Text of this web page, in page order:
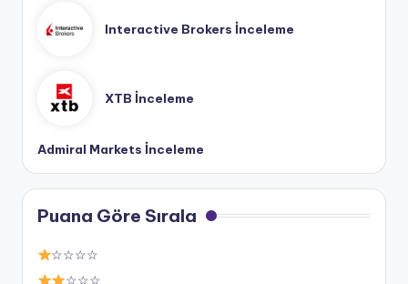
Interactive Brokers İnceleme
XTB İnceleme
Admiral Markets İnceleme
Puana Göre Sırala
☆☆☆☆
☆☆☆